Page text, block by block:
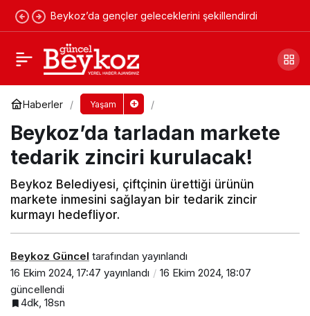
Beykoz’da gençler geleceklerini şekillendirdi
Haberler Yaşam
Beykoz’da tarladan markete
tedarik zinciri kurulacak!
Beykoz Belediyesi, çiftçinin ürettiği ürünün
markete inmesini sağlayan bir tedarik zincir
kurmayı hedefliyor.
Beykoz Güncel tarafından yayınlandı
16 Ekim 2024, 17:47 yayınlandı
16 Ekim 2024, 18:07
güncellendi
4dk, 18sn
Beykoz’da bir konut kaç yılda kendisini
amorti eder?
Yorum Yap Paylaş